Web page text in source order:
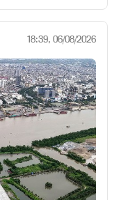
18:39, 06/08/2026